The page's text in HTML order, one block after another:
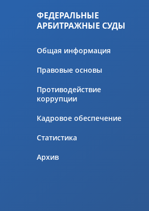
ФЕДЕРАЛЬНЫЕ
АРБИТРАЖНЫЕ СУДЫ
Общая информация
Правовые основы
Противодействие
коррупции
Кадровое обеспечение
Статистика
Архив